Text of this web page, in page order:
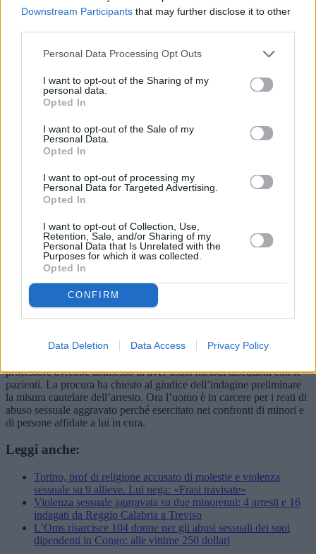
Downstream Participants that may further disclose it to other
Personal Data Processing Opt Outs
I want to opt-out of the Sharing of my
personal data.
Opted In
I want to opt-out of the Sale of my
Personal Data.
Opted In
I want to opt-out of processing my
Personal Data for Targeted Advertising.
Opted In
I want to opt-out of Collection, Use,
Retention, Sale, and/or Sharing of my
Personal Data that Is Unrelated with the
Purposes for which it was collected.
Opted In
CONFIRM
Data Deletion Data Access Privacy Policy
16 Novembre 2023 - 09:08Redazione
sdraiarsi vicino a loro
arrestato con l’accusa di abusi sessuali nei confronti di dieci sue
pazienti. Secondo l’accusa i palpeggiamenti e i toccamenti sarebbero
cominciati nel 2013. L’ultima denuncia risale a quest’anno. Delle
trovavano in condizioni di fragilità e vulnerabilità. L’indagine,
spiega oggi l’edizione fiorentina diRepubblica, è partita nel gennaio
2023 con una denuncia. La ragazza all’epoca dei fatti aveva 14 anni.
dell’istituto scolastico che frequenta in città. Secondo la
ricostruzione degli investigatori lo specialista le invitava nel suo
studio per una terapia privata. Inizialmente provava ad insegnare
alcune tecniche di respirazione. Poi passava al contatto fisico. Le
pazienti hanno denunciato palpeggiamenti, ma lo psicologo a volte
si sdraiava anche accanto a loro su dei materassini che si trovavano
nel suo studio. La polizia ha sequestrato all’indagato alcuni supporti
elettronici. Lo psicologo aveva anche contatti via chat con le
ha tra i contatti alcune donne giovani. Il commissariato di
professore avrebbe ammesso di aver usato metodi discutibili con le
pazienti. La procura ha chiesto al giudice dell’indagine preliminare
la misura cautelare dell’arresto. Ora l’uomo è in carcere per i reati di
abuso sessuale aggravato perché esercitato nei confronti di minori e
di persone affidate a lui in cura.
Leggi anche:
Torino, prof di religione accusato di molestie e violenza
sessuale su 9 allieve. Lui nega: «Frasi travisate»
Violenza sessuale aggravata su due minorenni: 4 arresti e 16
indagati da Reggio Calabria a Treviso
L’Oms risarcisce 104 donne per gli abusi sessuali dei suoi
dipendenti in Congo: alle vittime 250 dollari